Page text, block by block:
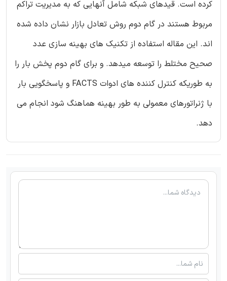
کرده است. قیدهای شبکه شامل آنهایی که به مدیریت تراکم
مربوط هستند در گام دوم روش تعادل بازار نشان داده شده
اند. این مقاله استفاده از تکنیک های بهینه سازی عدد
صحیح مختلط را توسعه میدهد. و برای گام دوم پخش بار را
به طوریکه کنترل کننده های ادوات FACTS و پاسخگویی بار
با ژنراتورهای معمولی به طور بهینه هماهنگ شود انجام می
دهد.